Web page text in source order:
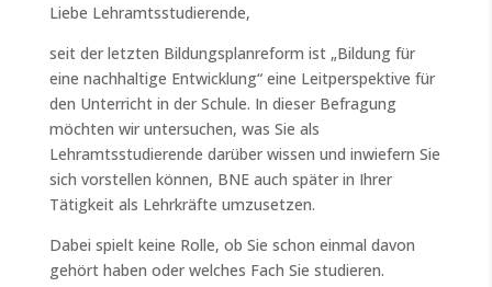
Liebe Lehramtsstudierende,
seit der letzten Bildungsplanreform ist „Bildung für
eine nachhaltige Entwicklung“ eine Leitperspektive für
den Unterricht in der Schule. In dieser Befragung
möchten wir untersuchen, was Sie als
Lehramtsstudierende darüber wissen und inwiefern Sie
sich vorstellen können, BNE auch später in Ihrer
Tätigkeit als Lehrkräfte umzusetzen.
Dabei spielt keine Rolle, ob Sie schon einmal davon
gehört haben oder welches Fach Sie studieren.